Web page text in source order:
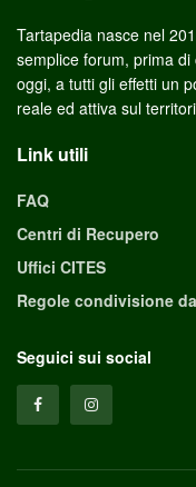
Tartapedia nasce nel
semplice forum, prima
oggi, a tutti gli effetti un
reale ed attiva sul
Link utili
FAQ
Centri di Recupero
Uffici CITES
Regole condivisione
Seguici sui social